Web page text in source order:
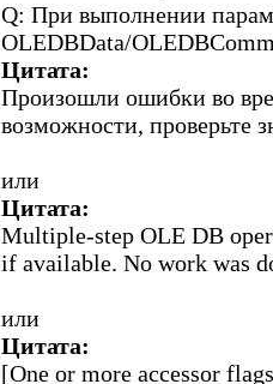
Q: При выполнении
OLEDBData/
Цитата:
Произошли ошибки во
возможности, проверьте
или
Цитата:
Multiple-step OLE DB
if available. No work was
или
Цитата:
[One or more accessor